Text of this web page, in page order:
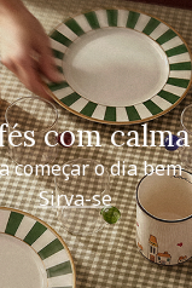
com calma
começar o dia bem
Sirva-se